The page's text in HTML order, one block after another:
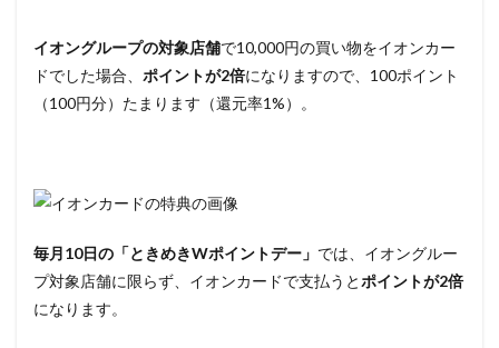
イオングループの対象店舗で10,000円の買い物をイオンカー
ドでした場合、 ポイントが2倍になりますので、100ポイント
（100円分）たまります（還元率1%）。
毎月10日の「ときめきWポイントデー」 では、イオングルー
プ対象店舗に限らず、イオンカードで支払うとポイントが2倍
になります。